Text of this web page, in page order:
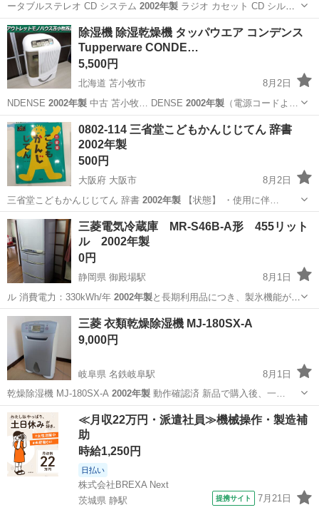
ータブルステレオ CD システム 2002年製ラジオ カセット CD シルバ
ー…
北海道 札幌市 月寒中央駅 オーディオ
除湿機 除湿乾燥機 タッパウエア コンデンス
Tupperware CONDE…
5,500円
北海道 苫小牧市
8月2日
NDENSE 2002年製中古 苫小牧… DENSE 2002年製（電源コードよ…
北海道 苫小牧市 季節、空調家電
0802-114 三省堂こどもかんじじてん 辞書
2002年製
500円
大阪府 大阪市
8月2日
三省堂こどもかんじじてん 辞書 2002年製 【状態】 ・使用に伴…
大阪 大阪市 語学、辞書 2002年製
三菱電気冷蔵庫 MR-S46B-A形 455リット
ル 2002年製
0円
静岡県 御殿場駅
8月1日
ル 消費電力：330kWh/年 2002年製と長期利用品につき、製氷機能が使
え…
静岡 御殿場市 御殿場駅 キッチン家電
三菱 衣類乾燥除湿機 MJ-180SX-A
9,000円
岐阜県 名鉄岐阜駅
8月1日
乾燥除湿機 MJ-180SX-A 2002年製 動作確認済 新品で購入後、一…
岐阜 岐阜市 名鉄岐阜駅 季節、空調家電
≪月収22万円・派遣社員≫機械操作・製造補
助
時給1,250円
日払い
株式会社BREXA Next
茨城県 静駅
提携サイト 7月21日